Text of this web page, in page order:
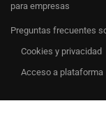
para empresas
Preguntas frecuentes
Cookies y privacidad
Acceso a plataforma